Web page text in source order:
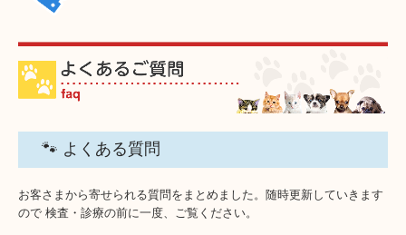
🐾 よくある質問
お客さまから寄せられる質問をまとめました。随時更新していきます
ので 検査・診療の前に一度、ご覧ください。